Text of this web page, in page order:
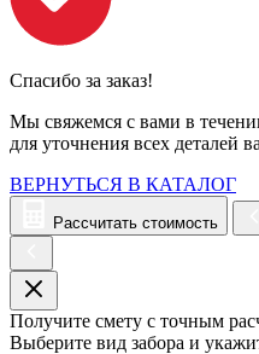
Спасибо за заказ!
Мы свяжемся с вами в
для уточнения всех деталей
ВЕРНУТЬСЯ В КАТАЛОГ
Рассчитать стоимость
Получите смету с точным
Выберите вид забора и